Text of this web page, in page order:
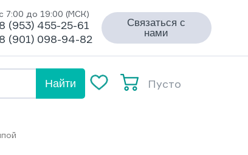
7:00 до 19:00 (МСК)
8 (953) 455-25-61
8 (901) 098-94-82
Связаться с
нами
Найти Пусто